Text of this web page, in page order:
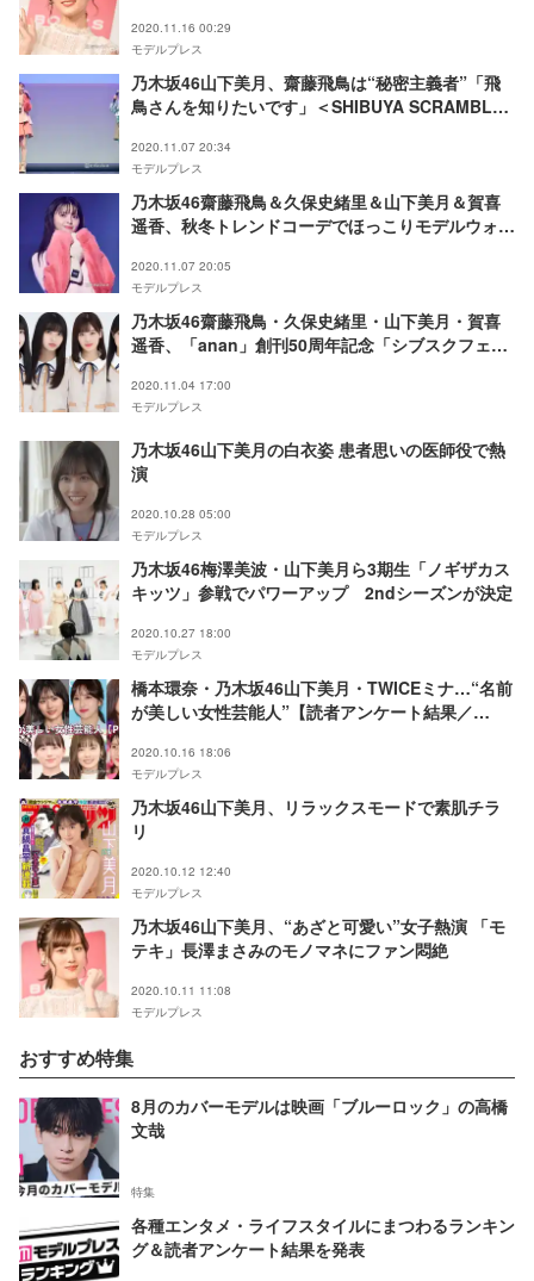
2020.11.16 00:29
モデルプレス
乃木坂46山下美月、齋藤飛鳥は“秘密主義者”「飛
鳥さんを知りたいです」＜SHIBUYA SCRAMBLE
2020.11.07 20:34
モデルプレス
乃木坂46齋藤飛鳥＆久保史緒里＆山下美月＆賀喜
遥香、秋冬トレンドコーデでほっこりモデルウォー
Produced by anan＞
2020.11.07 20:05
モデルプレス
乃木坂46齋藤飛鳥・久保史緒里・山下美月・賀喜
遥香、「anan」創刊50周年記念「シブスクフェ
2020.11.04 17:00
モデルプレス
乃木坂46山下美月の白衣姿 患者思いの医師役で熱
演
2020.10.28 05:00
モデルプレス
乃木坂46梅澤美波・山下美月ら3期生「ノギザカス
キッツ」参戦でパワーアップ 2ndシーズンが決定
2020.10.27 18:00
モデルプレス
橋本環奈・乃木坂46山下美月・TWICEミナ…“名前
が美しい女性芸能人”【読者アンケート結果／
2020.10.16 18:06
モデルプレス
乃木坂46山下美月、リラックスモードで素肌チラ
リ
2020.10.12 12:40
モデルプレス
乃木坂46山下美月、“あざと可愛い”女子熱演 「モ
テキ」長澤まさみのモノマネにファン悶絶
2020.10.11 11:08
モデルプレス
おすすめ特集
8月のカバーモデルは映画「ブルーロック」の高橋
文哉
特集
各種エンタメ・ライフスタイルにまつわるランキン
グ＆読者アンケート結果を発表